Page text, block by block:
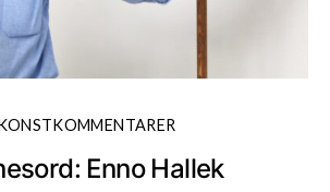
Enno Hallek